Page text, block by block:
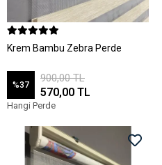
Krem Bambu Zebra Perde
%37
900,00 TL
570,00 TL
Hangi Perde